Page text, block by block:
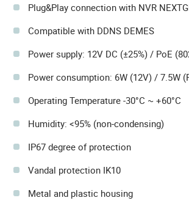
Plug&Play connection with NVR
Compatible with DDNS DEMES
Power supply: 12V DC (±25%) / PoE
Power consumption: 6W (12V) / 7.5W
Operating Temperature -30°C ~ +60°C
Humidity: <95% (non-condensing)
IP67 degree of protection
Vandal protection IK10
Metal and plastic housing